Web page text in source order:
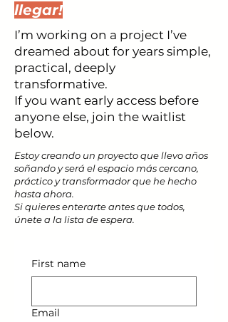
llegar!
I’m working on a project I’ve
dreamed about for years simple,
practical, deeply
transformative.
If you want early access before
anyone else, join the waitlist
below.
Estoy creando un proyecto que llevo años
soñando y será el espacio más cercano,
práctico y transformador que he hecho
hasta ahora.
Si quieres enterarte antes que todos,
únete a la lista de espera.
First name
Email